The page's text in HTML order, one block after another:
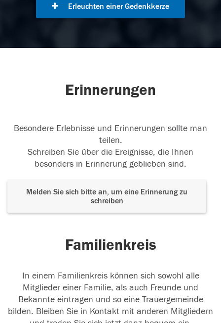
Erleuchten einer Gedenkkerze
Erinnerungen
Besondere Erlebnisse und Erinnerungen sollte man
teilen.
Schreiben Sie über die Ereignisse, die Ihnen
besonders in Erinnerung geblieben sind.
Melden Sie sich bitte an, um eine Erinnerung zu
schreiben
Familienkreis
In einem Familienkreis können sich sowohl alle
Mitglieder einer Familie, als auch Freunde und
Bekannte eintragen und so eine Trauergemeinde
bilden. Bleiben Sie in Kontakt mit anderen Mitgliedern